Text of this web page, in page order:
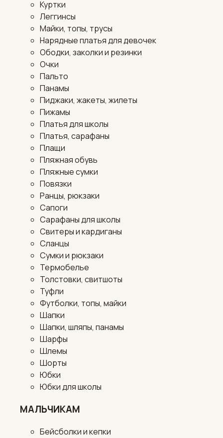
Куртки
Леггинсы
Майки, топы, трусы
Нарядные платья для девочек
Ободки, заколки и резинки
Очки
Пальто
Панамы
Пиджаки, жакеты, жилеты
Пижамы
Платья для школы
Платья, сарафаны
Плащи
Пляжная обувь
Пляжные сумки
Повязки
Ранцы, рюкзаки
Сапоги
Сарафаны для школы
Свитеры и кардиганы
Сланцы
Сумки и рюкзаки
Термобелье
Толстовки, свитшоты
Туфли
Футболки, топы, майки
Шапки
Шапки, шляпы, панамы
Шарфы
Шлемы
Шорты
Юбки
Юбки для школы
МАЛЬЧИКАМ
Бейсболки и кепки